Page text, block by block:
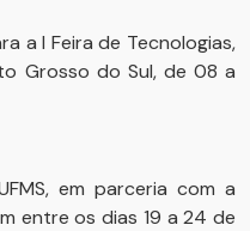
a I Feira de Tecnologias,
Grosso do Sul, de 08 a
em parceria com a
entre os dias 19 a 24 de